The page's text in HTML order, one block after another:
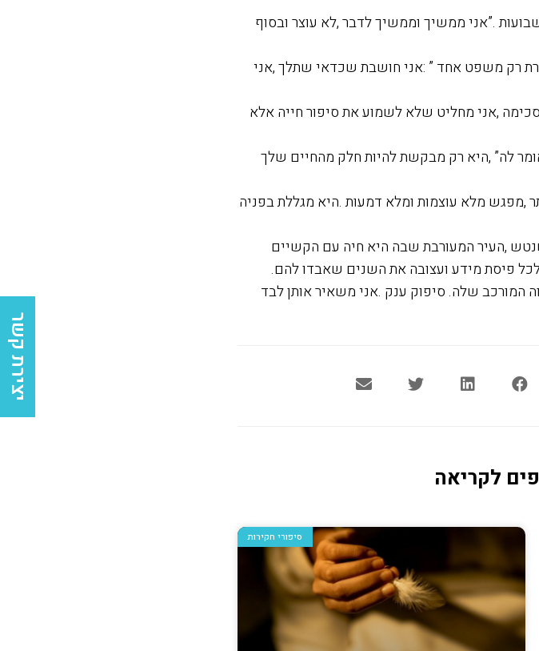
יצירת קשר
.”אני ממשיך וממשיך לדבר ,לא עוצר ובסוף
רק משפט אחד ” :אני חושבת שכדאי שתלך ,אני
,אני מחליט שלא לשמוע את סיפור חייה אלא
לה” ,היא רק מבקשת להיות חלק מהחיים שלך
,מפגש מלא עוצמות ומלא דמעות .היא מגללת בפניה
,העיר המעורבת שבה היא חיה עם הקשיים
פיסת מידע ועצובה את השנים שאבדו להם.
המורכב שלה. סיפוק ענק .אני משאיר אותן לבד
לקריאה
סיפורי חקירות